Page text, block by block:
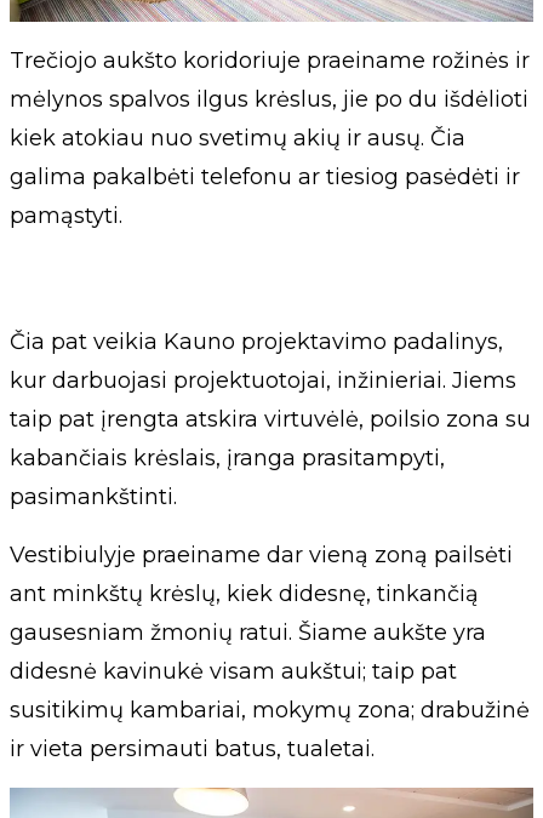
Trečiojo aukšto koridoriuje praeiname rožinės ir
mėlynos spalvos ilgus krėslus, jie po du išdėlioti
kiek atokiau nuo svetimų akių ir ausų. Čia
galima pakalbėti telefonu ar tiesiog pasėdėti ir
pamąstyti.
Čia pat veikia Kauno projektavimo padalinys,
kur darbuojasi projektuotojai, inžinieriai. Jiems
taip pat įrengta atskira virtuvėlė, poilsio zona su
kabančiais krėslais, įranga prasitampyti,
pasimankštinti.
Vestibiulyje praeiname dar vieną zoną pailsėti
ant minkštų krėslų, kiek didesnę, tinkančią
gausesniam žmonių ratui. Šiame aukšte yra
didesnė kavinukė visam aukštui; taip pat
susitikimų kambariai, mokymų zona; drabužinė
ir vieta persimauti batus, tualetai.